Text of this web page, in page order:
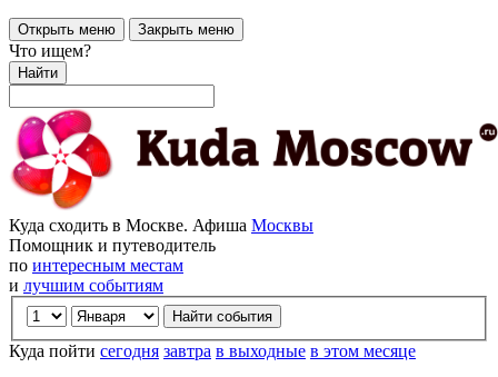
Открыть меню Закрыть меню
Что ищем?
Найти
Куда сходить в Москве. Афиша Москвы
Помощник и путеводитель
по интересным местам
и лучшим событиям
Куда пойти сегодня завтра в выходные в этом месяце